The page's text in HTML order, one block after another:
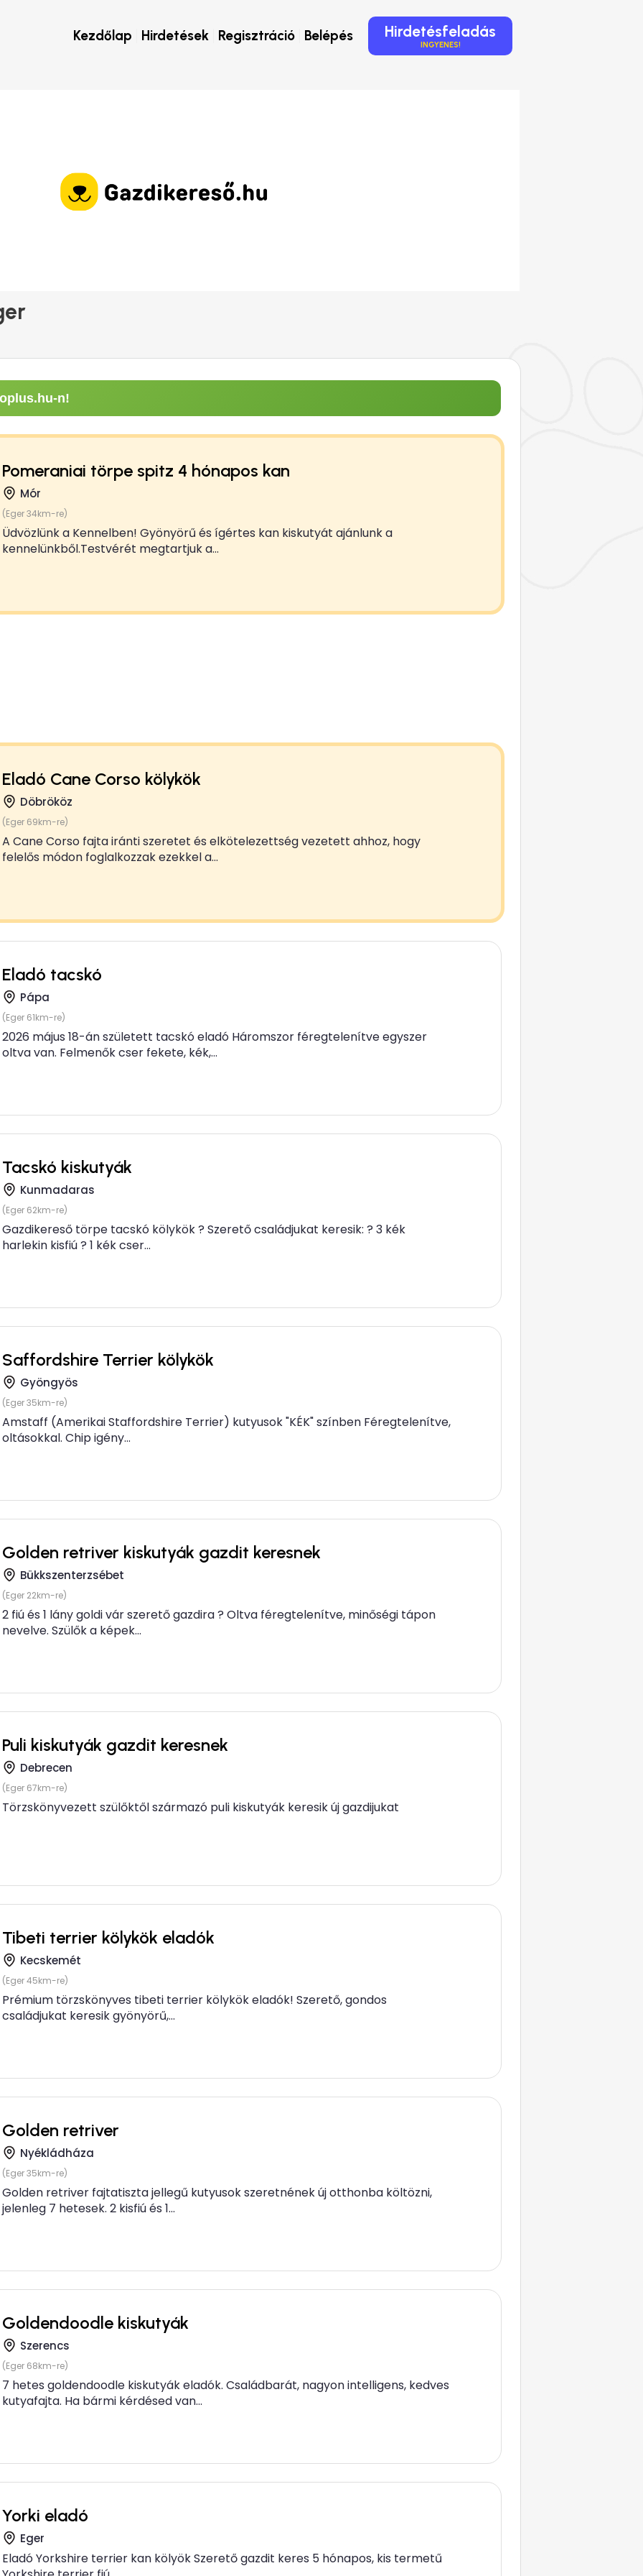
Hirdetésfeladás
INGYENES!
Belépés
Regisztráció
Hirdetések
Kezdőlap
n!
Pomeraniai törpe spitz 4 hónapos kan
Mór
(Eger 34km-re)
Üdvözlünk a Kennelben! Gyönyörű és ígértes kan kiskutyát ajánlunk a
kennelünkből.Testvérét megtartjuk a...
Eladó Cane Corso kölykök
Döbrököz
(Eger 69km-re)
A Cane Corso fajta iránti szeretet és elkötelezettség vezetett ahhoz, hogy
felelős módon foglalkozzak ezekkel a...
Eladó tacskó
Pápa
(Eger 61km-re)
2026 május 18-án született tacskó eladó Háromszor féregtelenítve egyszer
oltva van. Felmenők cser fekete, kék,...
Tacskó kiskutyák
Kunmadaras
(Eger 62km-re)
Gazdikereső törpe tacskó kölykök ? Szerető családjukat keresik: ? 3 kék
harlekin kisfiú ? 1 kék cser...
Saffordshire Terrier kölykök
Gyöngyös
(Eger 35km-re)
Amstaff (Amerikai Staffordshire Terrier) kutyusok "KÉK" színben Féregtelenítve,
oltásokkal. Chip igény...
Golden retriver kiskutyák gazdit keresnek
Bükkszenterzsébet
(Eger 22km-re)
2 fiú és 1 lány goldi vár szerető gazdira ? Oltva féregtelenítve, minőségi tápon
nevelve. Szülők a képek...
Puli kiskutyák gazdit keresnek
Debrecen
(Eger 67km-re)
Törzskönyvezett szülőktől származó puli kiskutyák keresik új gazdijukat
Tibeti terrier kölykök eladók
Kecskemét
(Eger 45km-re)
Prémium törzskönyves tibeti terrier kölykök eladók! Szerető, gondos
családjukat keresik gyönyörű,...
Golden retriver
Nyékládháza
(Eger 35km-re)
Golden retriver fajtatiszta jellegű kutyusok szeretnének új otthonba költözni,
jelenleg 7 hetesek. 2 kisfiú és 1...
Goldendoodle kiskutyák
Szerencs
(Eger 68km-re)
7 hetes goldendoodle kiskutyák eladók. Családbarát, nagyon intelligens, kedves
kutyafajta. Ha bármi kérdésed van...
Yorki eladó
Eger
Eladó Yorkshire terrier kan kölyök Szerető gazdit keres 5 hónapos, kis termetű